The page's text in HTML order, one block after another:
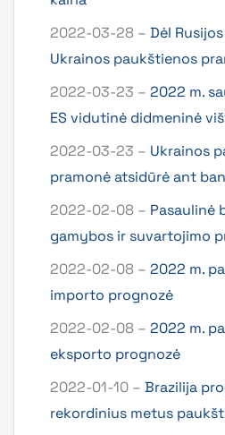
2022-03-28 – Dėl
Ukrainos paukštienos
2022-03-23 – 2022 m.
ES vidutinė didmeninė
2022-03-23 – Ukrainos
pramonė atsidūrė ant
2022-02-08 – Pasaulinė
gamybos ir suvartojimo
2022-02-08 – 2022 m.
importo prognozė
2022-02-08 – 2022 m.
eksporto prognozė
2022-01-10 – Brazilija
rekordinius metus